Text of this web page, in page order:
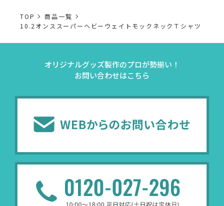
TOP
商品一覧
10.2オンススーパーヘビーウェイトモックネックＴシャツ
オリジナルグッズ製作のプロが勢揃い！
お問い合わせはこちら